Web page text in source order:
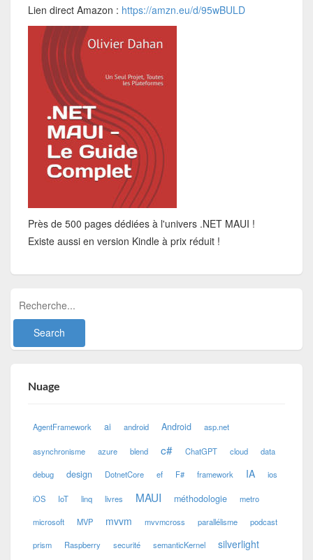
Lien direct Amazon : https://amzn.eu/d/95wBULD
Près de 500 pages dédiées à l'univers .NET MAUI !
Existe aussi en version Kindle à prix réduit !
Nuage
AgentFramework ai android Android asp.net
asynchronisme azure blend c# ChatGPT cloud data
debug design DotnetCore ef F# framework IA ios
iOS IoT linq livres MAUI méthodologie metro
microsoft MVP mvvm mvvmcross parallélisme podcast
prism Raspberry securité semanticKernel silverlight